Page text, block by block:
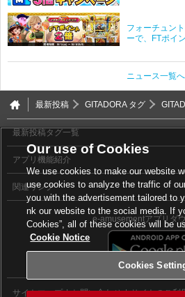
フォーチュン
ーで、FTポイ
ニュース一覧へ
最新投稿 GITADORA タグ
最新投稿タグ一覧
アプリ機能紹介
関連リンク
e-amusementアプリダ
サイトマップ お問い合わせ サイトのご利
Our use of Cookies
We use cookies to make our website
use cookies to analyze the traffic of
you with the advertisement tailored to
nk our website to the social media. If
Cookies”, all of these cookies will be
Cookie Notice
Cookies